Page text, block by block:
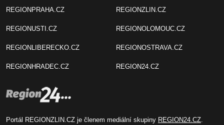
REGIONPRAHA.CZ
REGIONUSTI.CZ
REGIONLIBERECKO.CZ
REGIONHRADEC.CZ
REGIONZLIN.CZ
REGIONOLOMOUC.CZ
REGIONOSTRAVA.CZ
REGION24.CZ
Portál REGIONZLIN.CZ je členem mediální skupiny REGION24.CZ.